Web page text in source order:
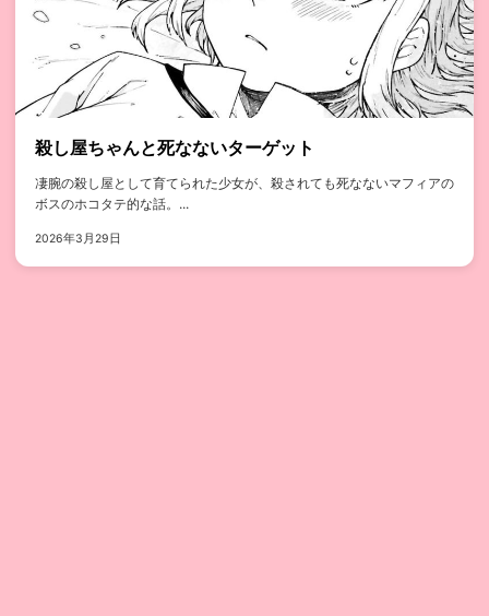
殺し屋ちゃんと死なないターゲット
凄腕の殺し屋として育てられた少女が、殺されても死なないマフィアの
ボスのホコタテ的な話。...
2026年3月29日